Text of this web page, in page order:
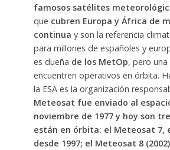
famosos satélites
que cubren Europa y África de
continua y son la referencia
para millones de españoles y
es dueña de los MetOp, pero una
encuentren operativos en órbita.
la ESA es la organización
Meteosat fue enviado al
noviembre de 1977 y hoy son
están en órbita: el Meteosat 7,
desde 1997; el Meteosat 8